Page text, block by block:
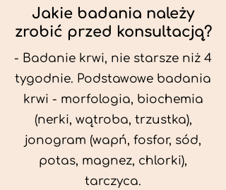
Jakie badania należy
zrobić przed konsultacją?
- Badanie krwi, nie starsze niż 4
tygodnie. Podstawowe badania
krwi - morfologia, biochemia
(nerki, wątroba, trzustka),
jonogram (wapń, fosfor, sód,
potas, magnez, chlorki),
tarczyca.